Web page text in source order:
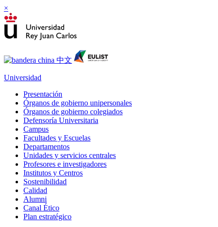
×
Universidad
Presentación
Órganos de gobierno unipersonales
Órganos de gobierno colegiados
Defensoría Universitaria
Campus
Facultades y Escuelas
Departamentos
Unidades y servicios centrales
Profesores e investigadores
Institutos y Centros
Sostenibilidad
Calidad
Alumni
Canal Ético
Plan estratégico